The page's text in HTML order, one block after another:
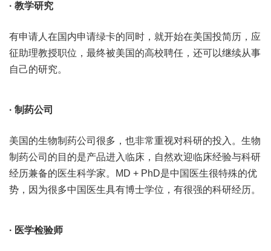
· 教学研究
有申请人在国内申请绿卡的同时，就开始在美国投简历，应
征助理教授职位，最终被美国的高校聘任，还可以继续从事
自己的研究。
· 制药公司
美国的生物制药公司很多，也非常重视对科研的投入。生物
制药公司的目的是产品进入临床，自然欢迎临床经验与科研
经历兼备的医生科学家。MD + PhD是中国医生很特殊的优
势，因为很多中国医生具有博士学位，有很强的科研经历。
· 医学检验师